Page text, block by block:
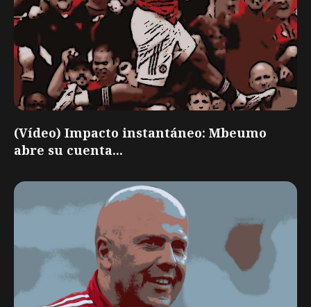
(Vídeo) Impacto instantáneo: Mbeumo
abre su cuenta...